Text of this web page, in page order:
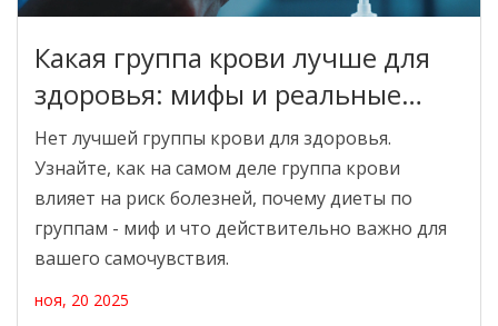
Какая группа крови лучше для
здоровья: мифы и реальные
риски
Нет лучшей группы крови для здоровья.
Узнайте, как на самом деле группа крови
влияет на риск болезней, почему диеты по
группам - миф и что действительно важно для
вашего самочувствия.
ноя, 20 2025